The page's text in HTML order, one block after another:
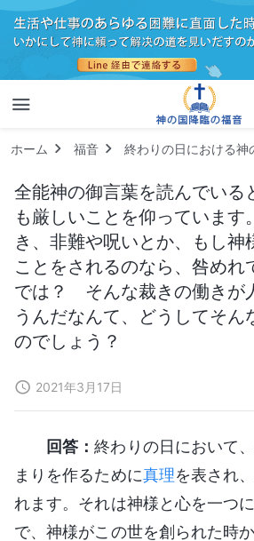
ホーム 福音 終わりの日における神
全能神の御言葉を読んでいる
も厳しいことを仰っています
き、非難や呪いとか、もし神
ことをされるのなら、咎めれ
では？ そんな裁きの働きが
うんだなんて、どうしてそん
のでしょう？
2021年3月17日
回答：終わりの日において
まりを作るために真理を表され
れます。それは神様と心を一つ
で、神様がこの世を創られた時